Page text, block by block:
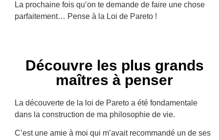
La prochaine fois qu’on te demande de faire une chose
parfaitement… Pense à la Loi de Pareto !
Découvre les plus grands
maîtres à penser
La découverte de la loi de Pareto a été fondamentale
dans la construction de ma philosophie de vie.
C’est une amie à moi qui m’avait recommandé un de ses